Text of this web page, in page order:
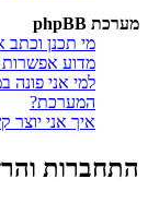
מערכת phpBB
מי תכנן וכתב
מדוע אפשרות
למי אני
המערכת?
איך אני יוצר
התחברות